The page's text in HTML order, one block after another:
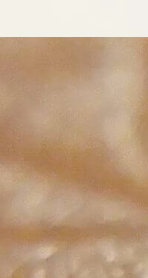
wywołuje efektu
skóry
i przeciwzapalny
bakterii,
Dodatkowo
co ma
Wspomaganie
– pobudza